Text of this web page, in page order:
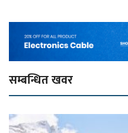
सम्बन्धित खवर